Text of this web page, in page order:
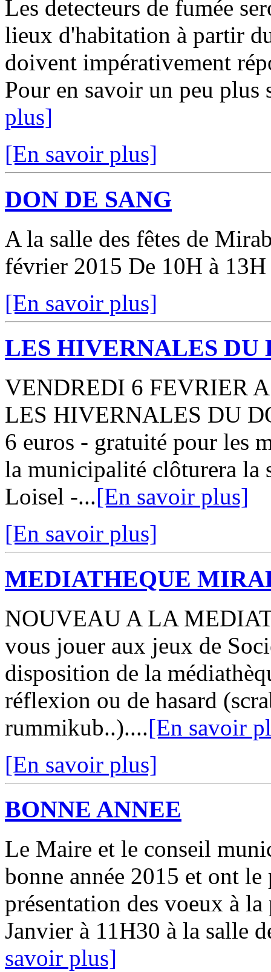
Les detecteurs de fumée
lieux d'habitation à partir
doivent impérativement
Pour en savoir un peu plus
plus]
[En savoir plus]
DON DE SANG
A la salle des fêtes de
février 2015 De 10H à
[En savoir plus]
LES HIVERNALES DU
VENDREDI 6 FEVRIER
LES HIVERNALES DU
6 euros - gratuité pour les
la municipalité clôturera la
Loisel -...[En savoir plus]
[En savoir plus]
MEDIATHEQUE
NOUVEAU A LA
vous jouer aux jeux de
disposition de la
réflexion ou de hasard
rummikub..)....[En savoir
[En savoir plus]
BONNE ANNEE
Le Maire et le conseil
bonne année 2015 et ont
présentation des voeux à
Janvier à 11H30 à la salle
savoir plus]